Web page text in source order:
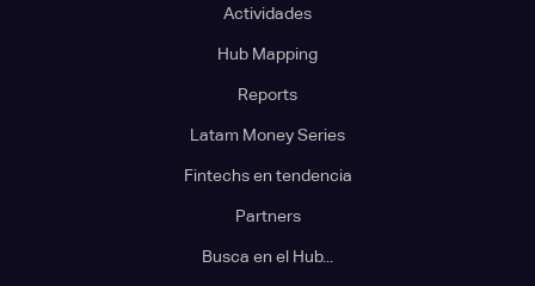
Actividades
Hub Mapping
Reports
Latam Money Series
Fintechs en tendencia
Partners
Busca en el Hub...